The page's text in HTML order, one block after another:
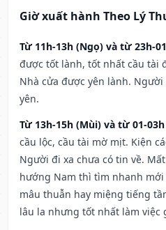
Giờ xuất hành Theo Lý
Từ 11h-13h (Ngọ) và từ 23h-
được tốt lành, tốt nhất cầu tài
Nhà cửa được yên lành.
yên.
Từ 13h-15h (Mùi) và từ 01-
cầu lộc, cầu tài mờ mịt. Kiện
Người đi xa chưa có tin về.
hướng Nam thì tìm nhanh
mâu thuẫn hay miệng tiếng
lâu la nhưng tốt nhất làm việc